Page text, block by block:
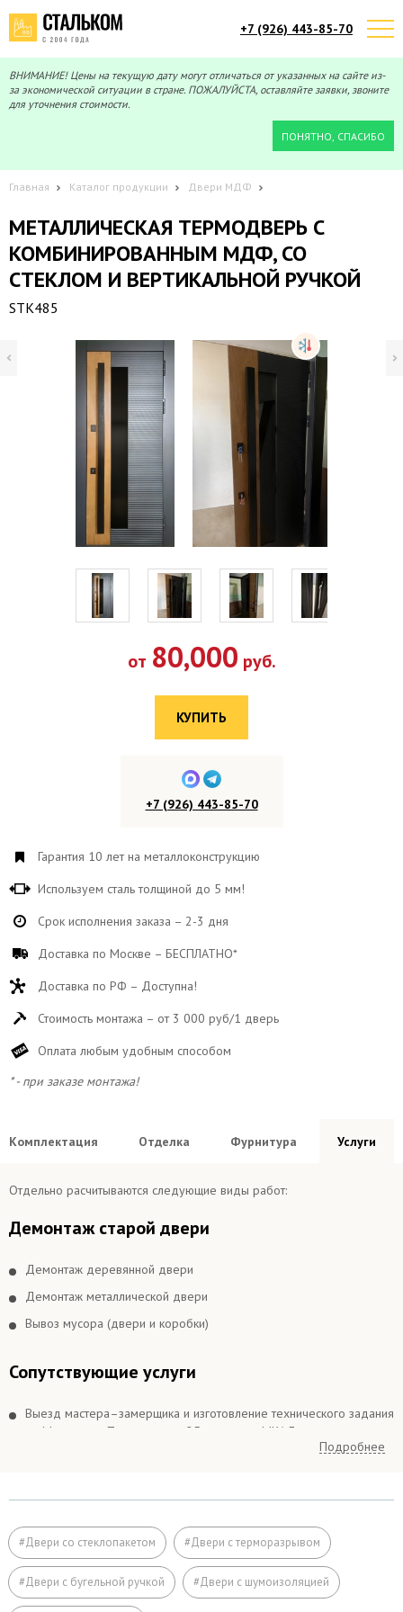
+7 (926) 443-85-70
ВНИМАНИЕ! Цены на текущую дату могут отличаться от указанных на сайте из-
за экономической ситуации в стране. ПОЖАЛУЙСТА, оставляйте заявки, звоните
для уточнения стоимости.
ПОНЯТНО, СПАСИБО
Главная Каталог продукции Двери МДФ
МЕТАЛЛИЧЕСКАЯ ТЕРМОДВЕРЬ С
КОМБИНИРОВАННЫМ МДФ, СО
СТЕКЛОМ И ВЕРТИКАЛЬНОЙ РУЧКОЙ
STK485
от 80,000 руб.
КУПИТЬ
+7 (926) 443-85-70
Гарантия 10 лет на металлоконструкцию
Используем сталь толщиной до 5 мм!
Срок исполнения заказа – 2-3 дня
Доставка по Москве – БЕСПЛАТНО*
Доставка по РФ – Доступна!
Стоимость монтажа – от 3 000 руб/1 дверь
Оплата любым удобным способом
* - при заказе монтажа!
Комплектация Отделка Фурнитура Услуги
Отдельно расчитываются следующие виды работ:
Демонтаж старой двери
Демонтаж деревянной двери
Демонтаж металлической двери
Вывоз мусора (двери и коробки)
Сопутствующие услуги
Выезд мастера–замерщика и изготовление технического задания
по Москве и в Подмосковье 25 км вокруг МКАДа
Выезд мастера–замерщика и изготовление технического задания
Подъём на этаж (если дверь не проходит по размеру в лифт)
Расширение дверного проема
Отделка
Подробнее
#Двери со стеклопакетом #Двери с терморазрывом
#Двери с бугельной ручкой #Двери с шумоизоляцией
Telegram
Max